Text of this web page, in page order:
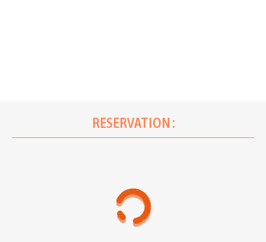
RESERVATION :